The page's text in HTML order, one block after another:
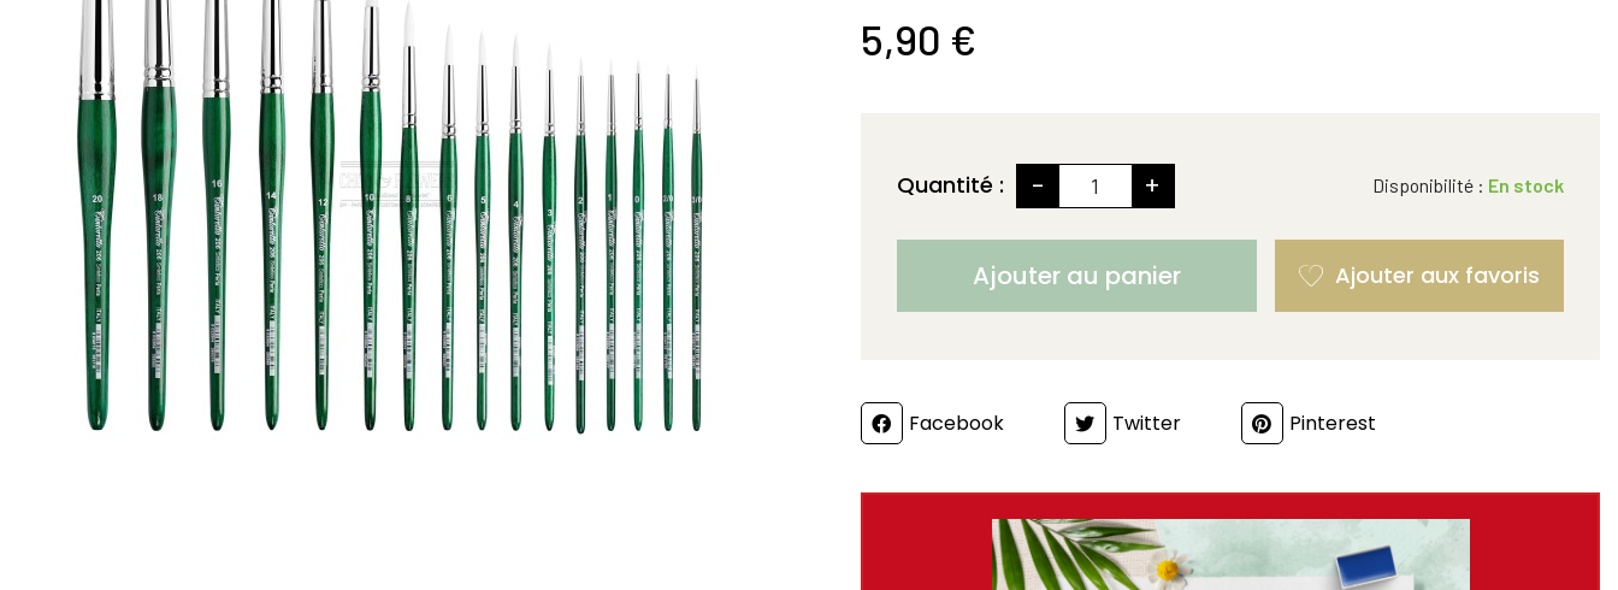
5,90 €
Quantité : - + Disponibilité : En stock
Ajouter au panier
PartagerFacebook Twitter Pinterest